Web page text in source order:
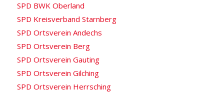
SPD BWK Oberland
SPD Kreisverband Starnberg
SPD Ortsverein Andechs
SPD Ortsverein Berg
SPD Ortsverein Gauting
SPD Ortsverein Gilching
SPD Ortsverein Herrsching